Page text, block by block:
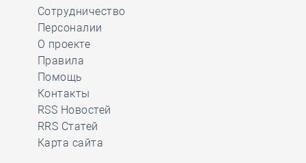
Сотрудничество
Персоналии
О проекте
Правила
Помощь
Контакты
RSS Новостей
RRS Статей
Карта сайта